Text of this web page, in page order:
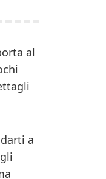
al
a